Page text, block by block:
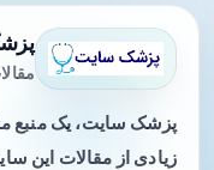
پزشک سایت، یک
زیادی از مقالات این